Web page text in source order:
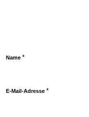
Name *
E-Mail-Adresse *